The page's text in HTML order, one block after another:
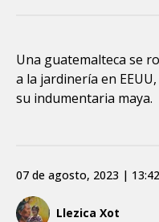
Una guatemalteca se
a la jardinería en
su indumentaria maya.
Llezica Xot
07 de agosto, 2023 |